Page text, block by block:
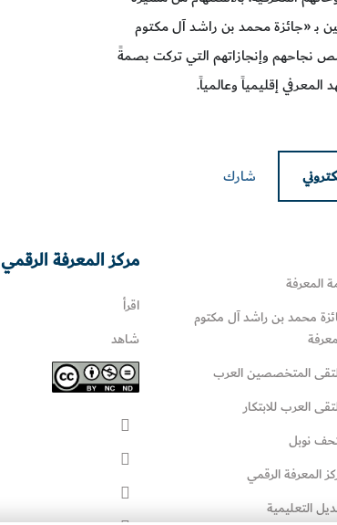
بـ «جائزة محمد بن راشد آل مكتوم
نجاحهم وإنجازاتهم التي تركت بصمةً
المعرفي إقليمياً وعالمياً.
شارك
المعرفة
محمد بن راشد آل مكتوم
المتخصصين العرب
العرب للابتكار
نوبل
المعرفة الرقمي
التعليمية
مركز المعرفة الرقمي
اقرأ
شاهد